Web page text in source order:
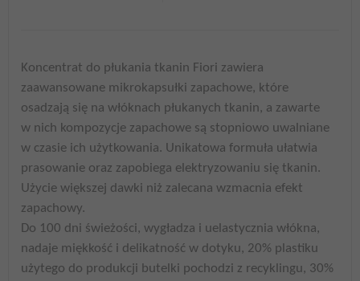
Koncentrat do płukania tkanin Fiori zawiera
zaawansowane mikrokapsułki zapachowe, które
osadzają się na włóknach płukanych tkanin, a zawarte
w nich kompozycje zapachowe są stopniowo uwalniane
w czasie ich użytkowania. Unikatowa formuła ułatwia
prasowanie oraz zapobiega elektryzowaniu się tkanin.
Użycie większej dawki niż zalecana wzmacnia efekt
zapachowy.
Do 100 dni świeżości, wygładza i uelastycznia włókna,
nadaje miękkość i delikatność w dotyku, 20% plastiku
użytego do produkcji butelki pochodzi z recyklingu, 30%